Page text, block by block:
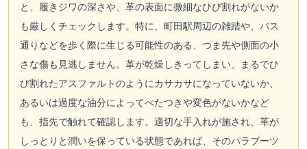
と、履きジワの深さや、革の表面に微細なひび割れがないか
も厳しくチェックします。特に、町田駅周辺の雑踏や、バス
通りなどを歩く際に生じる可能性のある、つま先や側面の小
さな傷も見逃しません。革が乾燥しきってしまい、まるでひ
び割れたアスファルトのようにカサカサになっていないか、
あるいは過度な油分によってべたつきや変色がないかなど
も、指先で触れて確認します。適切な手入れが施され、革が
しっとりと潤いを保っている状態であれば、そのパラブーツ